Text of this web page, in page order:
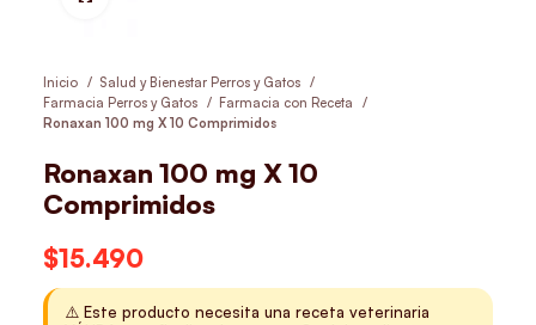
Inicio
Salud y Bienestar Perros y Gatos
Farmacia Perros y Gatos
Farmacia con Receta
Ronaxan 100 mg X 10 Comprimidos
Ronaxan 100 mg X 10
Comprimidos
$15.490
⚠️ Este producto necesita una receta veterinaria